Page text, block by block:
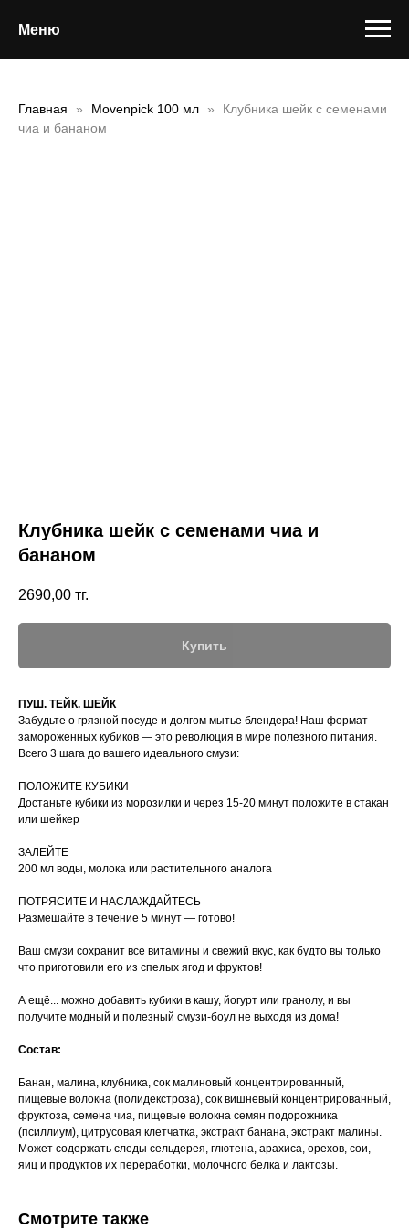
Меню
Главная Movenpick 100 мл
Клубника шейк с семенами
чиа и бананом
Клубника шейк с семенами чиа и
бананом
2690,00 тг.
Купить
ПУШ. ТЕЙК. ШЕЙК
Забудьте о грязной посуде и долгом мытье блендера! Наш формат
замороженных кубиков — это революция в мире полезного питания.
Всего 3 шага до вашего идеального смузи:
ПОЛОЖИТЕ КУБИКИ
Достаньте кубики из морозилки и через 15-20 минут положите в стакан
или шейкер
ЗАЛЕЙТЕ
200 мл воды, молока или растительного аналога
ПОТРЯСИТЕ И НАСЛАЖДАЙТЕСЬ
Размешайте в течение 5 минут — готово!
Ваш смузи сохранит все витамины и свежий вкус, как будто вы только
что приготовили его из спелых ягод и фруктов!
А ещё... можно добавить кубики в кашу, йогурт или гранолу, и вы
получите модный и полезный смузи-боул не выходя из дома!
Состав:
Банан, малина, клубника, сок малиновый концентрированный,
пищевые волокна (полидекстроза), сок вишневый концентрированный,
фруктоза, семена чиа, пищевые волокна семян подорожника
(псиллиум), цитрусовая клетчатка, экстракт банана, экстракт малины.
Может содержать следы сельдерея, глютена, арахиса, орехов, сои,
яиц и продуктов их переработки, молочного белка и лактозы.
Смотрите также